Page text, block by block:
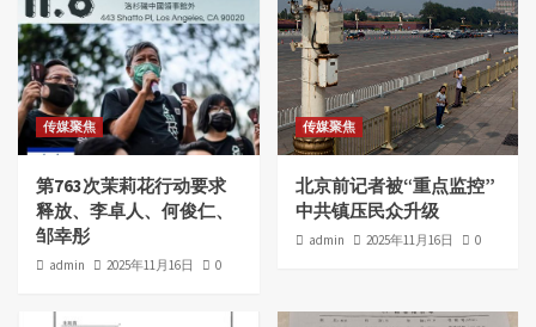
传媒聚焦
第763次茉莉花行动要求
释放、李卓人、何俊仁、
邹幸彤
admin 2025年11月16日 0
传媒聚焦
北京前记者被“重点监控”
中共镇压民众升级
admin 2025年11月16日 0